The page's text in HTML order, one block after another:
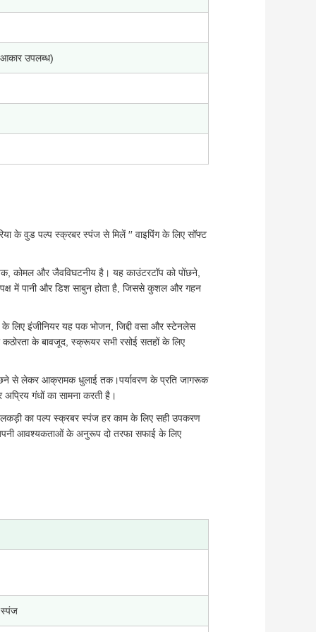
उपलब्ध)
के वुड पल्प स्क्रबर स्पंज से मिलें ′′ वाइपिंग के लिए सॉफ्ट
कोमल और जैवविघटनीय है। यह काउंटरटॉप को पोंछने,
में पानी और डिश साबुन होता है, जिससे कुशल और गहन
लिए इंजीनियर यह पक भोजन, जिद्दी वसा और स्टेनलेस
के बावजूद, स्क्रूयर सभी रसोई सतहों के लिए
से लेकर आक्रामक धुलाई तक।पर्यावरण के प्रति जागरूक
अप्रिय गंधों का सामना करती है।
लकड़ी का पल्प स्क्रबर स्पंज हर काम के लिए सही उपकरण
आवश्यकताओं के अनुरूप दो तरफा सफाई के लिए
स्पंज